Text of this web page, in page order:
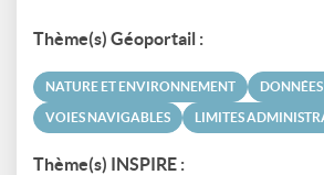
Thème(s) Géoportail :
NATURE ET ENVIRONNEMENT
VOIES NAVIGABLES LIMITES
Thème(s) INSPIRE :